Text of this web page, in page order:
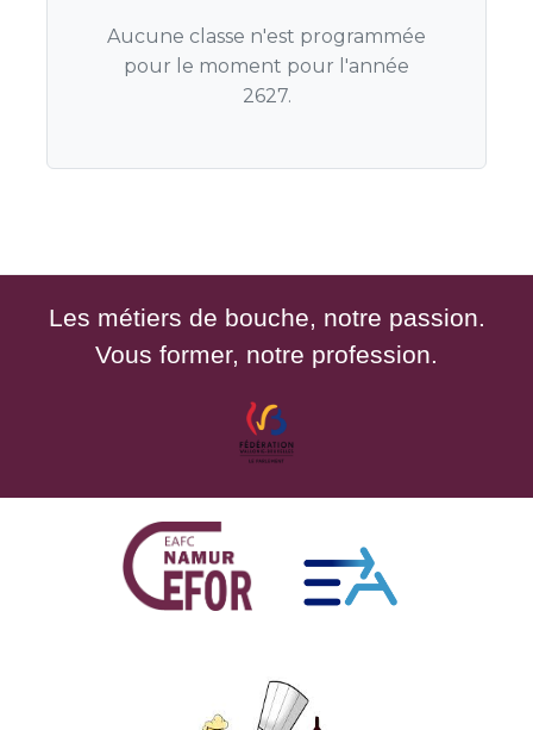
Aucune classe n'est programmée
pour le moment pour l'année
2627.
Les métiers de bouche, notre passion.
Vous former, notre profession.